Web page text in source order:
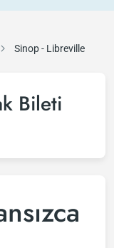
Sinop - Libreville
Bileti